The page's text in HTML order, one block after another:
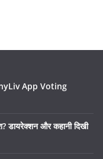
App Voting
डायरेक्शन और कहानी दिखी